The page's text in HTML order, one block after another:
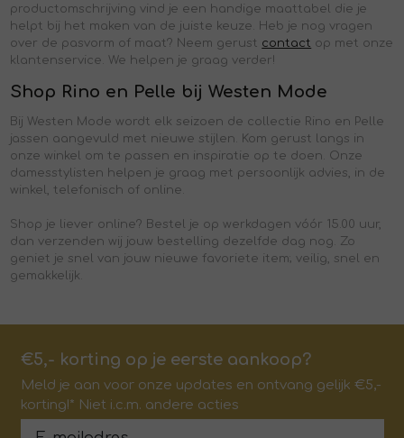
productomschrijving vind je een handige maattabel die je
helpt bij het maken van de juiste keuze. Heb je nog vragen
over de pasvorm of maat? Neem gerust contact op met onze
klantenservice. We helpen je graag verder!
Shop Rino en Pelle bij Westen Mode
Bij Westen Mode wordt elk seizoen de collectie Rino en Pelle
jassen aangevuld met nieuwe stijlen. Kom gerust langs in
onze winkel om te passen en inspiratie op te doen. Onze
damesstylisten helpen je graag met persoonlijk advies, in de
winkel, telefonisch of online.
Shop je liever online? Bestel je op werkdagen vóór 15.00 uur,
dan verzenden wij jouw bestelling dezelfde dag nog. Zo
geniet je snel van jouw nieuwe favoriete item; veilig, snel en
gemakkelijk.
€5,- korting op je eerste aankoop?
Meld je aan voor onze updates en ontvang gelijk €5,-
korting!* Niet i.c.m. andere acties